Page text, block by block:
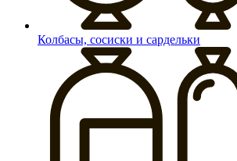
Колбасы, сосиски и сардельки